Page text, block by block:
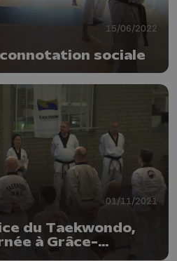
15/06/2022
sociale
01/11/2021
du Taekwondo,
à Grâce-